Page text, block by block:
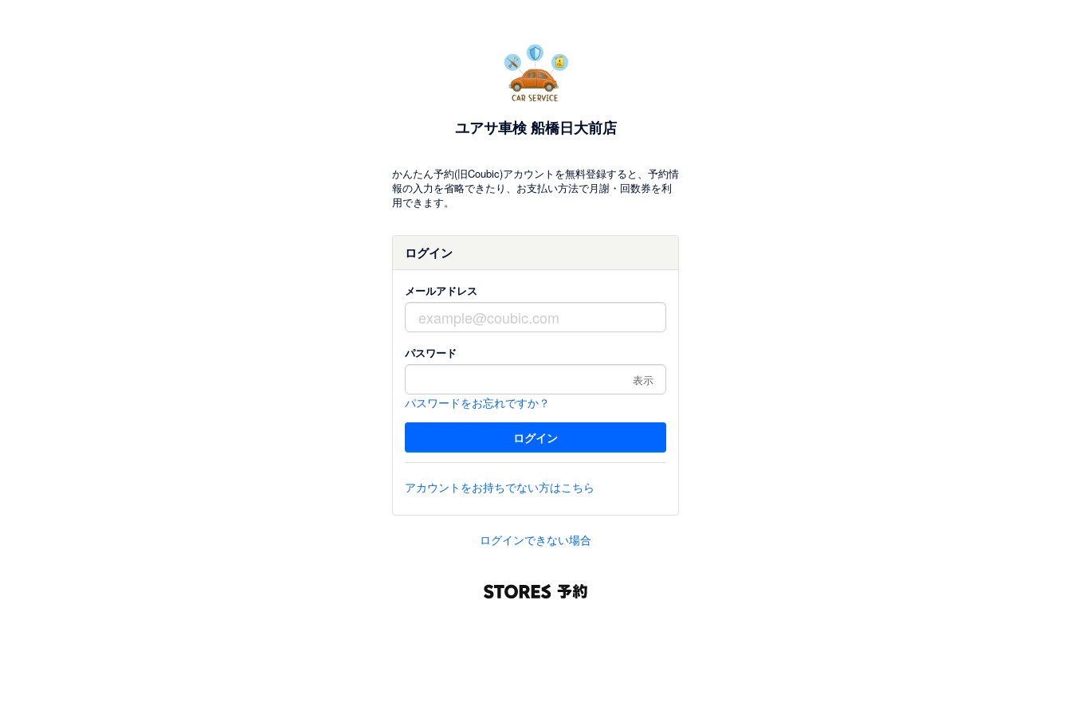
ユアサ車検 船橋日大前店
かんたん予約(旧Coubic)アカウントを無料登録すると、予約情
報の入力を省略できたり、お支払い方法で月謝・回数券を利
用できます。
ログイン
メールアドレス
パスワード
表示
パスワードをお忘れですか？
アカウントをお持ちでない方はこちら
ログインできない場合